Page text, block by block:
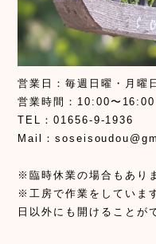
営業日：毎週日曜・月曜
営業時間：10:00〜16:00
TEL：01656-9-1936
Mail：
※臨時休業の場合もあり
※工房で作業をしていま
日以外にも開けることが